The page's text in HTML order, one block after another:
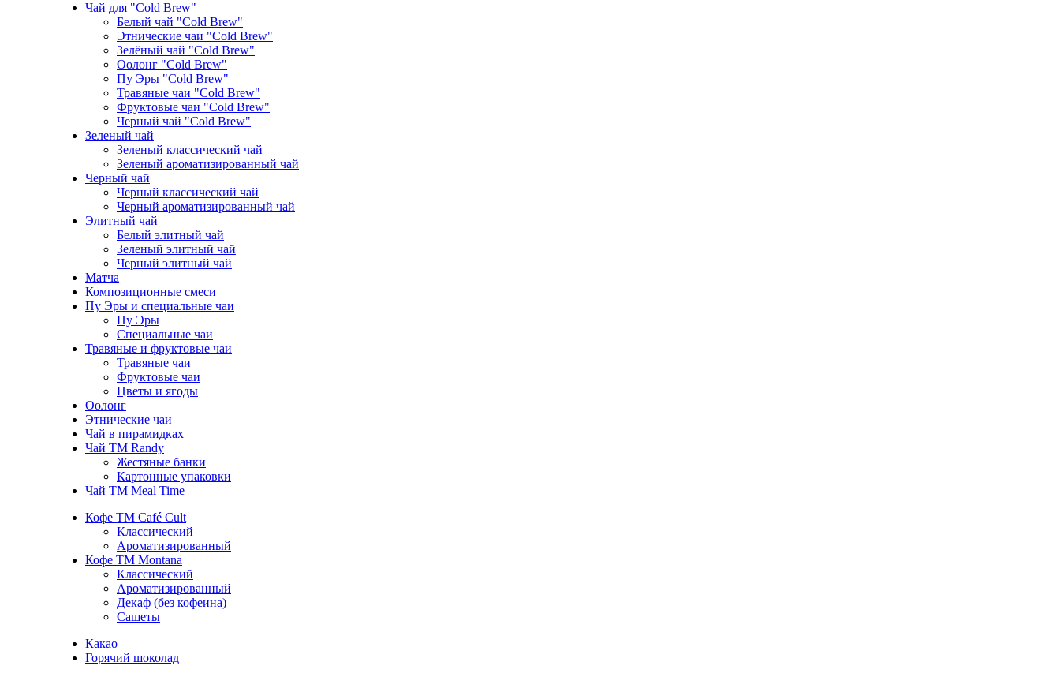
Чай для "Cold Brew"
Белый чай "Cold Brew"
Этнические чаи "Cold Brew"
Зелёный чай "Cold Brew"
Оолонг "Cold Brew"
Пу Эры "Cold Brew"
Травяные чаи "Cold Brew"
Фруктовые чаи "Cold Brew"
Черный чай "Cold Brew"
Зеленый чай
Зеленый классический чай
Зеленый ароматизированный чай
Черный чай
Черный классический чай
Черный ароматизированный чай
Элитный чай
Белый элитный чай
Зеленый элитный чай
Черный элитный чай
Матча
Композиционные смеси
Пу Эры и специальные чаи
Пу Эры
Специальные чаи
Травяные и фруктовые чаи
Травяные чаи
Фруктовые чаи
Цветы и ягоды
Оолонг
Этнические чаи
Чай в пирамидках
Чай ТМ Randy
Жестяные банки
Картонные упаковки
Чай TM Meal Time
Кофе ТМ Café Cult
Классический
Ароматизированный
Кофе ТМ Montana
Классический
Ароматизированный
Декаф (без кофеина)
Сашеты
Какао
Горячий шоколад